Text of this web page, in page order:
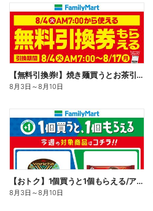
【無料引換券!】焼き麺買うとお茶引換券貰える!
8月3日 ～8月10日
【おトク】1個買うと1個もらえる/アイス
8月3日 ～8月10日